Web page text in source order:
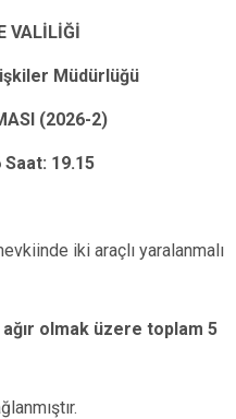
VALİLİĞİ
Müdürlüğü
(2026-2)
19.15
iki araçlı yaralanmalı
olmak üzere toplam 5